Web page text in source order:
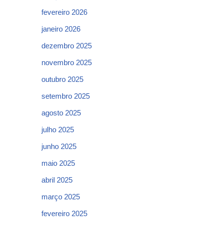
fevereiro 2026
janeiro 2026
dezembro 2025
novembro 2025
outubro 2025
setembro 2025
agosto 2025
julho 2025
junho 2025
maio 2025
abril 2025
março 2025
fevereiro 2025